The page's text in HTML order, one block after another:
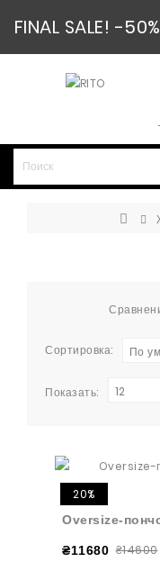
FINAL SALE! -
Сортировка: По
Показать: 12
20%
Oversize-
₴11680 ₴14600